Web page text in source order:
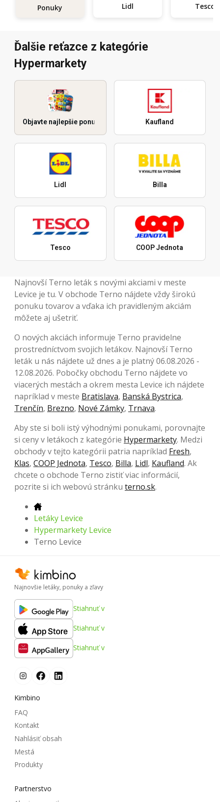
Ponuky Lidl Tesco
Ďalšie reťazce z kategórie
Hypermarkety
Objavte najlepšie ponuky Kaufland
Lidl Billa
Tesco COOP Jednota
Najnovší Terno leták s novými akciami v meste
Levice je tu. V obchode Terno nájdete vždy širokú
ponuku tovarov a vďaka ich pravidleným akciám
môžete aj ušetriť.
O nových akciách informuje Terno pravidelne
prostredníctvom svojich letákov. Najnovší Terno
leták u nás nájdete už dnes a je platný 06.08.2026 -
12.08.2026. Pobočky obchodu Terno nájdete vo
viacerých mestách a okrem mesta Levice ich nájdete
napríklad v meste Bratislava, Banská Bystrica,
Trenčín, Brezno, Nové Zámky, Trnava.
Aby ste si boli istý výhodnými ponukami, porovnajte
si ceny v letákoch z kategórie Hypermarkety. Medzi
obchody v tejto kategórii patria napríklad Fresh,
Klas, COOP Jednota, Tesco, Billa, Lidl, Kaufland. Ak
chcete o obchode Terno zistiť viac informácií,
pozrite si ich webovú stránku terno.sk.
Letáky Levice
Hypermarkety Levice
Terno Levice
Najnovšie letáky, ponuky a zľavy
Stiahnuť v
Stiahnuť v
Stiahnuť v
Kimbino
FAQ
Kontakt
Nahlásiť obsah
Mestá
Produkty
Partnerstvo